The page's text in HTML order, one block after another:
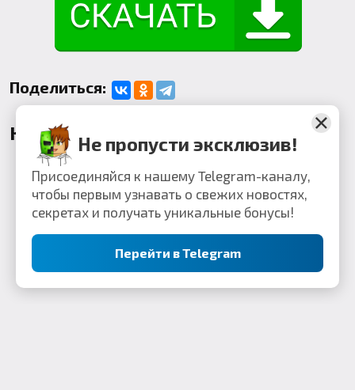
Поделиться:
КомментарииНе пропусти эксклюзив!
Присоединяйся к нашему Telegram-каналу,
чтобы первым узнавать о свежих новостях,
секретах и получать уникальные бонусы!
Перейти в Telegram